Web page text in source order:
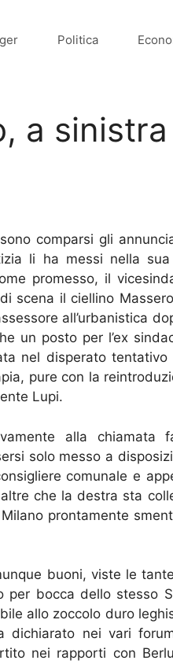
Politica
a
comparsi gli
li ha messi nella
promesso, il
scena il ciellino
all’urbanistica
un posto per l’ex
nel disperato
pure con la
Lupi.
alla chiamata
solo messo a
comunale e
che la destra sta
prontamente
buoni, viste le
per bocca dello stesso
allo zoccolo duro
dichiarato nei vari
nei rapporti con